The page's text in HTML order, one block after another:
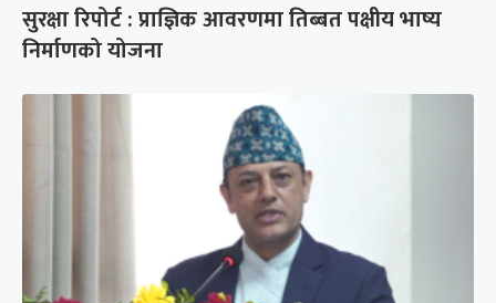
सुरक्षा रिपोर्ट : प्राज्ञिक आवरणमा तिब्बत पक्षीय भाष्य
निर्माणको योजना